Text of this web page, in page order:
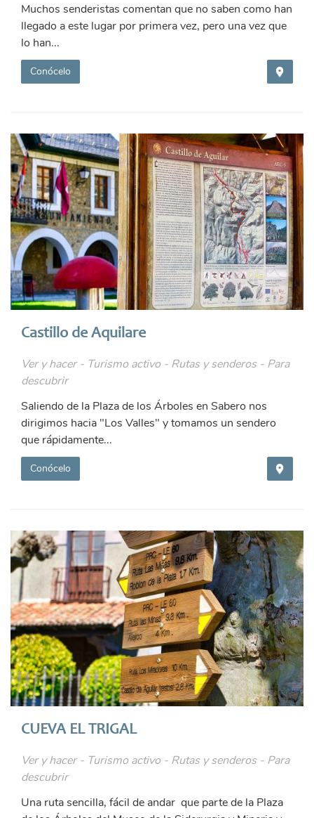
Muchos senderistas comentan que no saben como han
llegado a este lugar por primera vez, pero una vez que
lo han...
Conócelo
Castillo de Aquilare
Ver y hacer - Turismo activo - Rutas y senderos - Para
descubrir
Saliendo de la Plaza de los Árboles en Sabero nos
dirigimos hacia "Los Valles" y tomamos un sendero
que rápidamente...
Conócelo
CUEVA EL TRIGAL
Ver y hacer - Turismo activo - Rutas y senderos - Para
descubrir
Una ruta sencilla, fácil de andar que parte de la Plaza